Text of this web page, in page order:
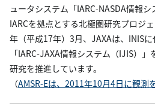
ュータシステム「IARC-NASDA情報シ
IARCを拠点とする北極圏研究プロジ
年（平成17年）3月、JAXAは、INIS
「IARC-JAXA情報システム（IJIS）
研究を推進しています。
（AMSR-Eは、2011年10月4日に観測